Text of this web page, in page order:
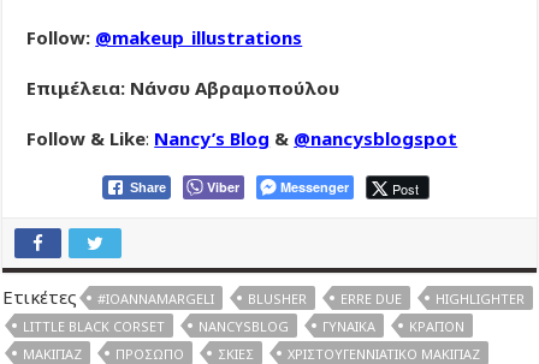
Follow: @makeup_illustrations
Επιμέλεια: Νάνσυ Αβραμοπούλου
Follow & Like: Nancy’s Blog & @nancysblogspot
Share Viber Messenger Post
Ετικέτες #IOANNAMARGELI BLUSHER ERRE DUE
HIGHLIGHTER
LITTLE BLACK CORSET
NANCYSBLOG ΓΥΝΑΊΚΑ
ΚΡΑΓΙΌΝ
ΜΑΚΙΓΙΆΖ
ΠΡΌΣΩΠΟ ΣΚΙΈΣ ΧΡΙΣΤΟΥΓΕΝΝΙΆΤΙΚΟ ΜΑΚΙΓΙΆΖ